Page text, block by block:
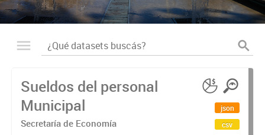
Sueldos del personal
Municipal
Secretaría de Economía
json
csv